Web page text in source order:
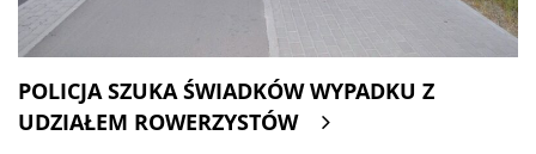
POLICJA SZUKA ŚWIADKÓW WYPADKU Z
UDZIAŁEM ROWERZYSTÓW